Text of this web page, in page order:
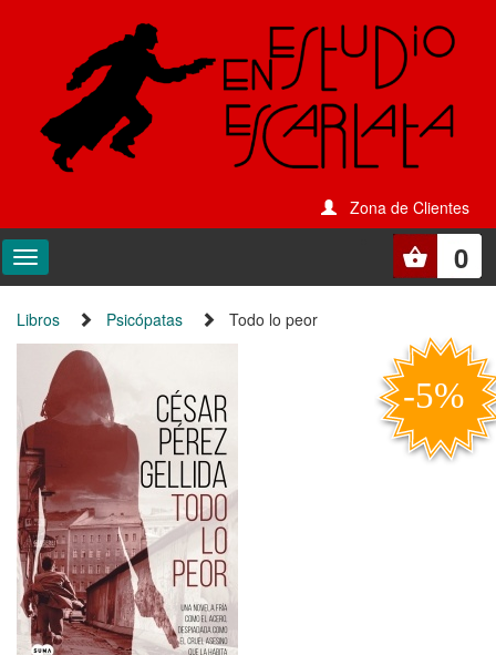
Zona de Clientes
0
Libros Psicópatas Todo lo peor